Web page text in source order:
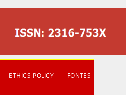
ETHICS POLICY
FONTES